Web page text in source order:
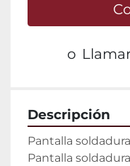
o
Descripción
Pantalla
Pantalla soldadura